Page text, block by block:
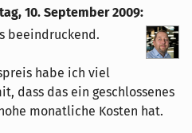
10. September 2009:
beeindruckend.
habe ich viel
dass das ein geschlossenes
monatliche Kosten hat.